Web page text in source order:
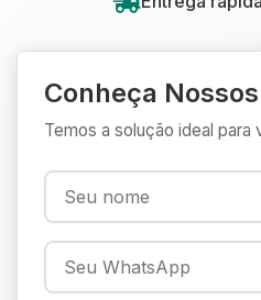
Conheça
Temos a solução ideal para